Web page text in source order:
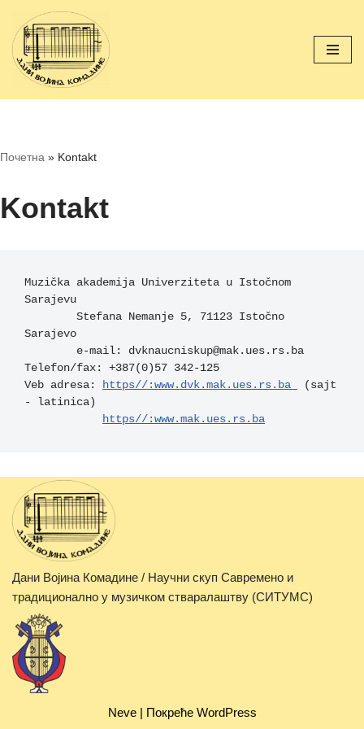
Скочи
на
садржај
Почетна » Kontakt
Kontakt
Muzička akademija Univerziteta u Istočnom
Sarajevu
Sarajevo
Telefon/fax: +387(0)57 342-125
Veb adresa: https//:www.dvk.mak.ues.rs.ba
(sajt
- latinica)
https//:www.mak.ues.rs.ba
Дани Војина Комадине / Научни скуп Савремено и
традиционално у музичком стваралаштву (СИТУМС)
Neve| Покреће WordPress